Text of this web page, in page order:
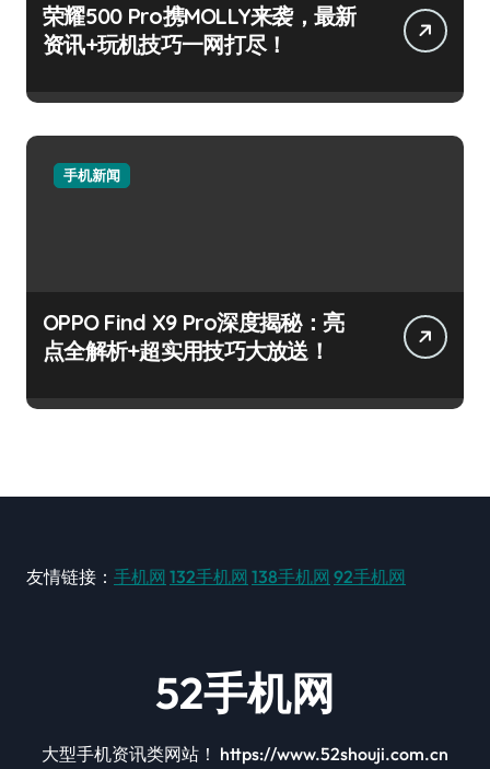
荣耀500 Pro携MOLLY来袭，最新
资讯+玩机技巧一网打尽！
手机新闻
OPPO Find X9 Pro深度揭秘：亮
点全解析+超实用技巧大放送！
友情链接： 手机网 132手机网 138手机网 92手机网
52手机网
大型手机资讯类网站！ https://www.52shouji.com.cn